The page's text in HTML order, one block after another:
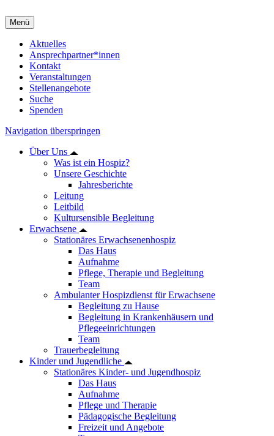
Menü
Aktuelles
Ansprechpartner*innen
Kontakt
Veranstaltungen
Stellenangebote
Suche
Spenden
Navigation überspringen
Über Uns
Was ist ein Hospiz?
Unsere Geschichte
Jahresberichte
Leitung
Leitbild
Kultursensible Begleitung
Erwachsene
Stationäres Erwachsenenhospiz
Das Haus
Aufnahme
Pflege, Therapie und Begleitung
Team
Ambulanter Hospizdienst für Erwachsene
Begleitung zu Hause
Begleitung in Krankenhäusern und
Pflegeeinrichtungen
Team
Trauerbegleitung
Kinder und Jugendliche
Stationäres Kinder- und Jugendhospiz
Das Haus
Aufnahme
Pflege und Therapie
Pädagogische Begleitung
Freizeit und Angebote